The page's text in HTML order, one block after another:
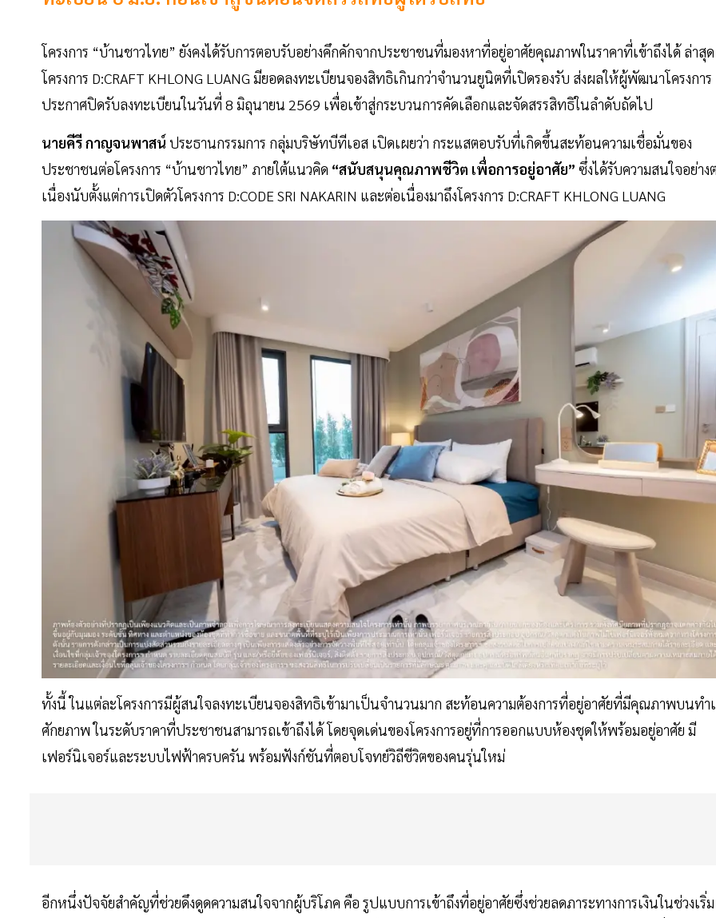
โครงการ “บ้านชาวไทย” ยังคงได้รับการตอบรับอย่างคึกคักจากประชาชนที่มองหาที่อยู่อาศัยคุณภาพในราคาที่เข้าถึงได้ ล่าสุด
โครงการ D:CRAFT KHLONG LUANG มียอดลงทะเบียนจองสิทธิเกินกว่าจำนวนยูนิตที่เปิดรองรับ ส่งผลให้ผู้พัฒนาโครงการ
ประกาศปิดรับลงทะเบียนในวันที่ 8 มิถุนายน 2569 เพื่อเข้าสู่กระบวนการคัดเลือกและจัดสรรสิทธิในลำดับถัดไป
นายคีรี กาญจนพาสน์ ประธานกรรมการ กลุ่มบริษัทบีทีเอส เปิดเผยว่า กระแสตอบรับที่เกิดขึ้นสะท้อนความเชื่อมั่นของ
ประชาชนต่อโครงการ “บ้านชาวไทย” ภายใต้แนวคิด “สนับสนุนคุณภาพชีวิต เพื่อการอยู่อาศัย” ซึ่งได้รับความสนใจอย่าง
เนื่องนับตั้งแต่การเปิดตัวโครงการ D:CODE SRI NAKARIN และต่อเนื่องมาถึงโครงการ D:CRAFT KHLONG LUANG
ทั้งนี้ ในแต่ละโครงการมีผู้สนใจลงทะเบียนจองสิทธิเข้ามาเป็นจำนวนมาก สะท้อนความต้องการที่อยู่อาศัยที่มีคุณภาพบนทำ
ศักยภาพ ในระดับราคาที่ประชาชนสามารถเข้าถึงได้ โดยจุดเด่นของโครงการอยู่ที่การออกแบบห้องชุดให้พร้อมอยู่อาศัย มี
เฟอร์นิเจอร์และระบบไฟฟ้าครบครัน พร้อมฟังก์ชันที่ตอบโจทย์วิถีชีวิตของคนรุ่นใหม่
อีกหนึ่งปัจจัยสำคัญที่ช่วยดึงดูดความสนใจจากผู้บริโภค คือ รูปแบบการเข้าถึงที่อยู่อาศัยซึ่งช่วยลดภาระทางการเงินในช่วงเริ่ม